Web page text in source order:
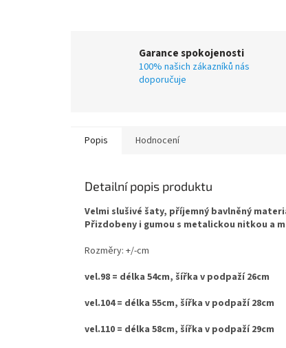
Garance spokojenosti
100% našich zákazníků nás
doporučuje
Popis Hodnocení
Detailní popis produktu
Velmi slušivé šaty, příjemný bavlněný
Přizdobeny i gumou s metalickou nitkou a
Rozměry: +/-cm
vel.98 = délka 54cm, šířka v podpaží 26cm
vel.104 = délka 55cm, šířka v podpaží 28cm
vel.110 = délka 58cm, šířka v podpaží 29cm